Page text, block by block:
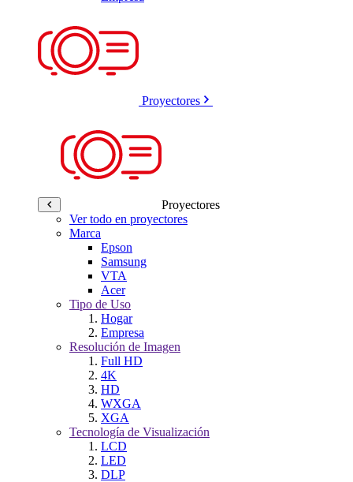
Proyectores
Proyectores
Ver todo en proyectores
Marca
Epson
Samsung
VTA
Acer
Tipo de Uso
Hogar
Empresa
Resolución de Imagen
Full HD
4K
HD
WXGA
XGA
Tecnología de Visualización
LCD
LED
DLP